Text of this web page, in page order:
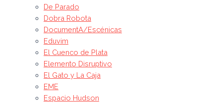
De Parado
Dobra Robota
DocumentA/Escénicas
Eduvim
El Cuenco de Plata
Elemento Disruptivo
El Gato y La Caja
EME
Espacio Hudson